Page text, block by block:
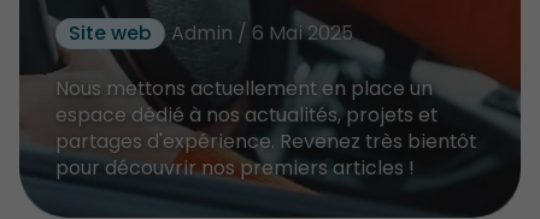
Site web
Admin / 6 Mai 2025
Nous mettons actuellement en place un
espace dédié à nos actualités, projets et
partages d'expérience. Revenez très bientôt
pour découvrir nos premiers articles !